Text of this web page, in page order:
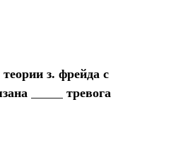
з. фрейда с
_____ тревога